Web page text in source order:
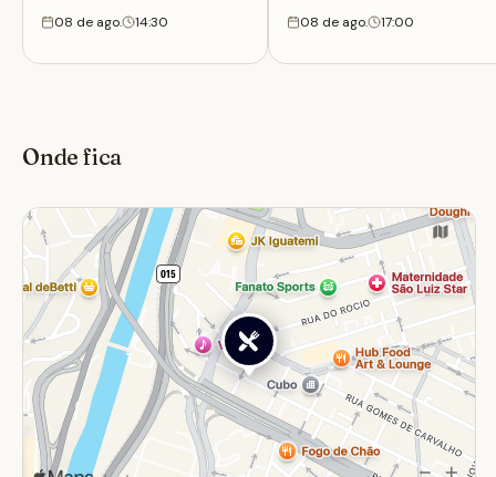
08 de ago. 14:30 08 de ago. 17:00
Onde fica